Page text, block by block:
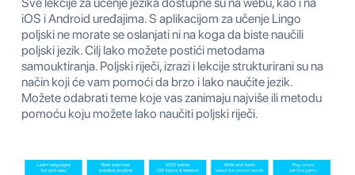
iOS i Android uređajima. S aplikacijom za učenje Lingo
poljski ne morate se oslanjati ni na koga da biste naučili
poljski jezik. Cilj lako možete postići metodama
samouktiranja. Poljski riječi, izrazi i lekcije strukturirani su na
način koji će vam pomoći da brzo i lako naučite jezik.
Možete odabrati teme koje vas zanimaju najviše ili metodu
pomoću koju možete lako naučiti poljski riječi.